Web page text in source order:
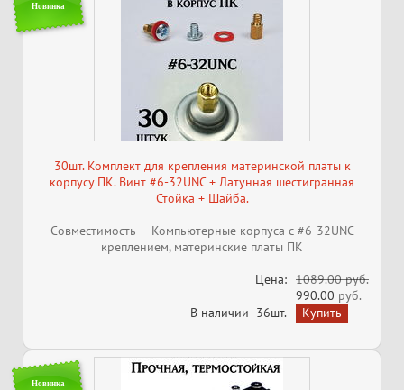
Новинка
30шт. Комплект для крепления материнской платы к
корпусу ПК. Винт #6-32UNC + Латунная шестигранная
Стойка + Шайба.
Совместимость — Компьютерные корпуса с #6-32UNC
креплением, материнские платы ПК
Цена: 1089.00 руб.
990.00 руб.
В наличии 36шт.
Новинка